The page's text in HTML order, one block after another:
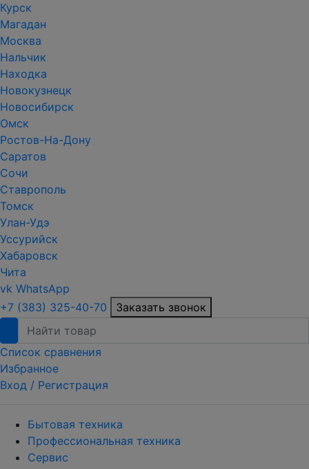
Курск
Магадан
Москва
Нальчик
Находка
Новокузнецк
Новосибирск
Омск
Ростов-На-Дону
Саратов
Сочи
Ставрополь
Томск
Улан-Удэ
Уссурийск
Хабаровск
Чита
vk WhatsApp
+7 (383) 325-40-70
Заказать звонок
Список сравнения
Избранное
Вход / Регистрация
Бытовая техника
Профессиональная техника
Сервис